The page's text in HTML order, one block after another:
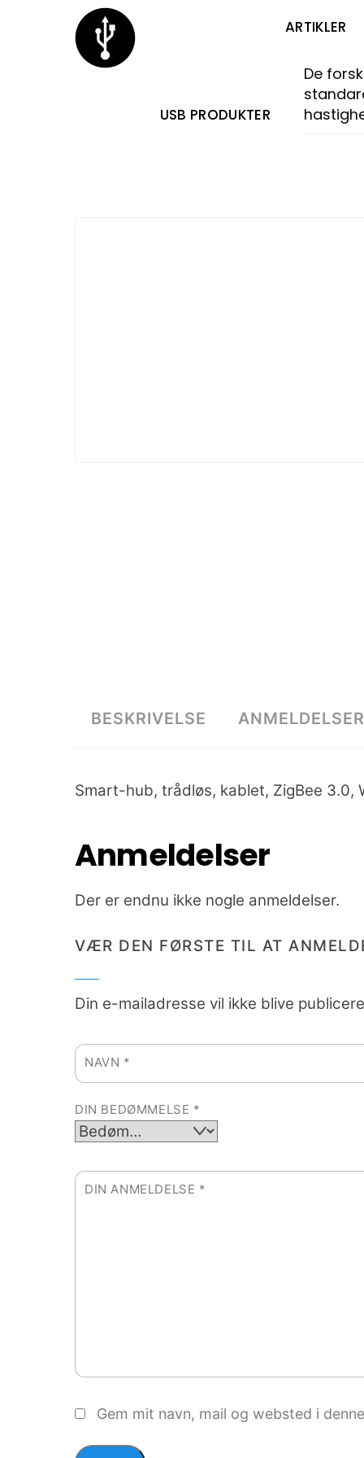
Menu
USB PRODUKTER
ARTIKLER
De
BESKRIVELSE
Smart-hub, trådløs, kablet, ZigBee 3.0,
Anmeldelser
Der er endnu ikke nogle anmeldelser.
VÆR DEN FØRSTE TIL AT
Din e-mailadresse vil ikke blive
NAVN *
DIN BEDØMMELSE *
DIN ANMELDELSE *
Gem mit navn, mail og websted i